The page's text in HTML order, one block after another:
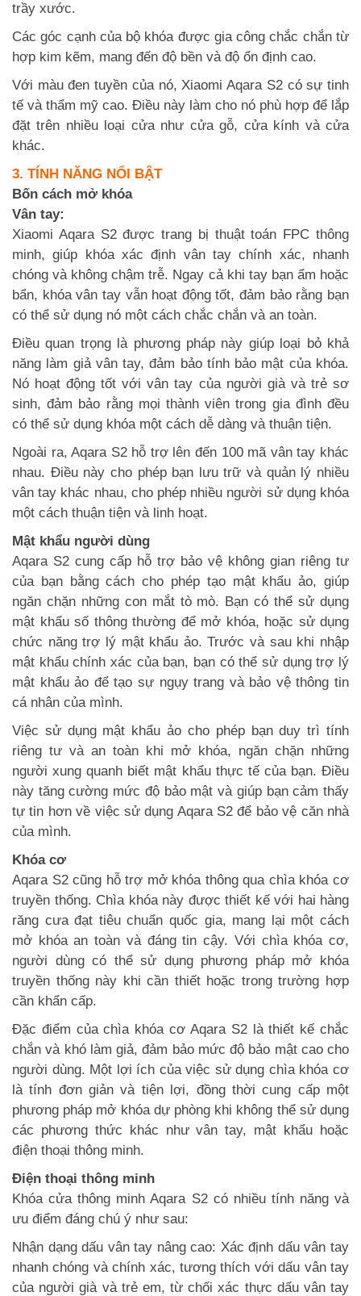
trầy xước.
Các góc cạnh của bộ khóa được gia công chắc chắn từ
hợp kim kẽm, mang đến độ bền và độ ổn định cao.
Với màu đen tuyền của nó, Xiaomi Aqara S2 có sự tinh
tế và thẩm mỹ cao. Điều này làm cho nó phù hợp để lắp
đặt trên nhiều loại cửa như cửa gỗ, cửa kính và cửa
khác.
3. TÍNH NĂNG NỔI BẬT
Bốn cách mở khóa
Vân tay:
Xiaomi Aqara S2 được trang bị thuật toán FPC thông
minh, giúp khóa xác định vân tay chính xác, nhanh
chóng và không chậm trễ. Ngay cả khi tay bạn ẩm hoặc
bẩn, khóa vân tay vẫn hoạt động tốt, đảm bảo rằng bạn
có thể sử dụng nó một cách chắc chắn và an toàn.
Điều quan trọng là phương pháp này giúp loại bỏ khả
năng làm giả vân tay, đảm bảo tính bảo mật của khóa.
Nó hoạt động tốt với vân tay của người già và trẻ sơ
sinh, đảm bảo rằng mọi thành viên trong gia đình đều
có thể sử dụng khóa một cách dễ dàng và thuận tiện.
Ngoài ra, Aqara S2 hỗ trợ lên đến 100 mã vân tay khác
nhau. Điều này cho phép bạn lưu trữ và quản lý nhiều
vân tay khác nhau, cho phép nhiều người sử dụng khóa
một cách thuận tiện và linh hoạt.
Mật khẩu người dùng
Aqara S2 cung cấp hỗ trợ bảo vệ không gian riêng tư
của bạn bằng cách cho phép tạo mật khẩu ảo, giúp
ngăn chặn những con mắt tò mò. Bạn có thể sử dụng
mật khẩu số thông thường để mở khóa, hoặc sử dụng
chức năng trợ lý mật khẩu ảo. Trước và sau khi nhập
mật khẩu chính xác của bạn, bạn có thể sử dụng trợ lý
mật khẩu ảo để tạo sự ngụy trang và bảo vệ thông tin
cá nhân của mình.
Việc sử dụng mật khẩu ảo cho phép bạn duy trì tính
riêng tư và an toàn khi mở khóa, ngăn chặn những
người xung quanh biết mật khẩu thực tế của bạn. Điều
này tăng cường mức độ bảo mật và giúp bạn cảm thấy
tự tin hơn về việc sử dụng Aqara S2 để bảo vệ căn nhà
của mình.
Khóa cơ
Aqara S2 cũng hỗ trợ mở khóa thông qua chìa khóa cơ
truyền thống. Chìa khóa này được thiết kế với hai hàng
răng cưa đạt tiêu chuẩn quốc gia, mang lại một cách
mở khóa an toàn và đáng tin cậy. Với chìa khóa cơ,
người dùng có thể sử dụng phương pháp mở khóa
truyền thống này khi cần thiết hoặc trong trường hợp
cần khẩn cấp.
Đặc điểm của chìa khóa cơ Aqara S2 là thiết kế chắc
chắn và khó làm giả, đảm bảo mức độ bảo mật cao cho
người dùng. Một lợi ích của việc sử dụng chìa khóa cơ
là tính đơn giản và tiện lợi, đồng thời cung cấp một
phương pháp mở khóa dự phòng khi không thể sử dụng
các phương thức khác như vân tay, mật khẩu hoặc
điện thoại thông minh.
Điện thoại thông minh
Khóa cửa thông minh Aqara S2 có nhiều tính năng và
ưu điểm đáng chú ý như sau:
Nhận dạng dấu vân tay nâng cao: Xác định dấu vân tay
nhanh chóng và chính xác, tương thích với dấu vân tay
của người già và trẻ em, từ chối xác thực dấu vân tay